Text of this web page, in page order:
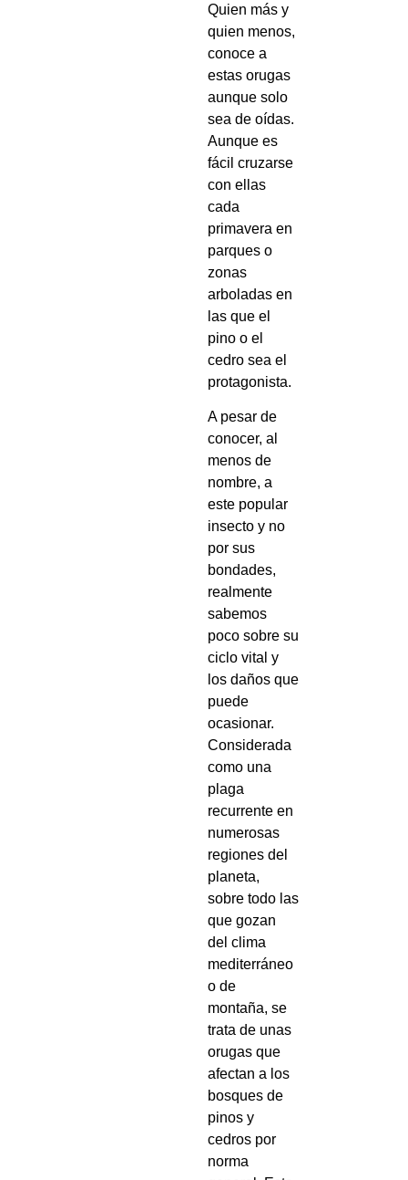
Quien más y
quien menos,
conoce a
estas orugas
aunque solo
sea de oídas.
Aunque es
fácil cruzarse
con ellas
cada
primavera en
parques o
zonas
arboladas en
las que el
pino o el
cedro sea el
protagonista.
A pesar de
conocer, al
menos de
nombre, a
este popular
insecto y no
por sus
bondades,
realmente
sabemos
poco sobre su
ciclo vital y
los daños que
puede
ocasionar.
Considerada
como una
plaga
recurrente en
numerosas
regiones del
planeta,
sobre todo las
que gozan
del clima
mediterráneo
o de
montaña, se
trata de unas
orugas que
afectan a los
bosques de
pinos y
cedros por
norma